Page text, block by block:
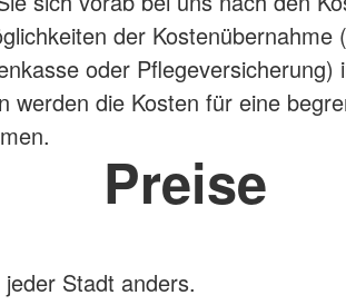
der Kostenübernahme
oder Pflegeversicherung)
werden die Kosten für eine
Preise
Stadt anders.